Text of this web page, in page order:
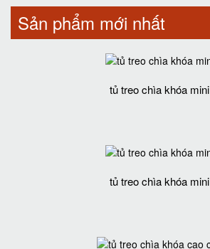
Sản phẩm mới nhất
tủ treo chìa khóa mini
tủ treo chìa khóa mini